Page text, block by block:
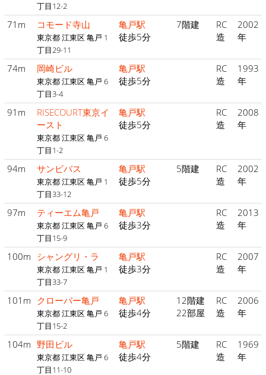
丁目12-2
71m コモード寺山
東京都 江東区 亀戸 1
丁目29-11
亀戸駅
徒歩5分
7階建
RC
造
2002
年
74m 岡崎ビル
東京都 江東区 亀戸 6
丁目3-4
亀戸駅
徒歩5分
RC
造
1993
年
91m
RISECOURT東京イ
ースト
東京都 江東区 亀戸 6
丁目1-2
亀戸駅
徒歩5分
RC
造
2008
年
94m サンビバス
東京都 江東区 亀戸 1
丁目33-12
亀戸駅
徒歩5分
5階建
RC
造
2002
年
97m ティーエム亀戸
東京都 江東区 亀戸 6
丁目15-9
亀戸駅
徒歩3分
RC
造
2013
年
100m シャングリ・ラ
東京都 江東区 亀戸 1
丁目33-7
亀戸駅
徒歩3分
RC
造
2007
年
101m クローバー亀戸
東京都 江東区 亀戸 6
丁目15-2
亀戸駅
徒歩4分
12階建
22部屋
RC
造
2006
年
104m 野田ビル
東京都 江東区 亀戸 6
丁目11-10
亀戸駅
徒歩4分
5階建
RC
造
1969
年